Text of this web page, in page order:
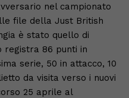
nel campionato
file della Just British
è stato quello di
registra 86 punti in
serie, 50 in attacco, 10
da visita verso i nuovi
25 aprile al